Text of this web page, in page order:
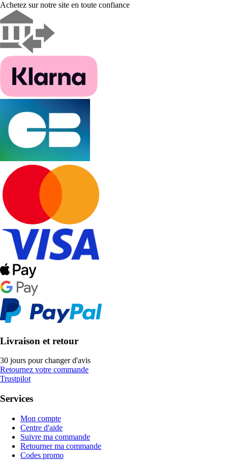
Achetez sur notre site en toute confiance
Livraison et retour
30 jours pour changer d'avis
Retournez votre commande
Trustpilot
Services
Mon compte
Centre d'aide
Suivre ma commande
Retourner ma commande
Codes promo